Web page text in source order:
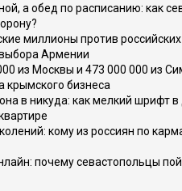
а обед по расписанию: как
миллионы против
Армении
из Москвы и 473 000 000 из
крымского бизнеса
в никуда: как мелкий шрифт
кому из россиян по
почему севастопольцы